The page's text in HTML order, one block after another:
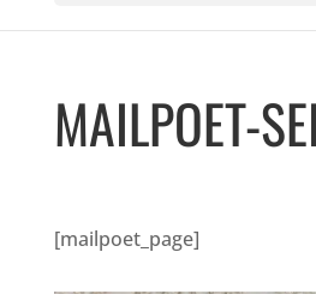
MAILPOET-
[mailpoet_page]